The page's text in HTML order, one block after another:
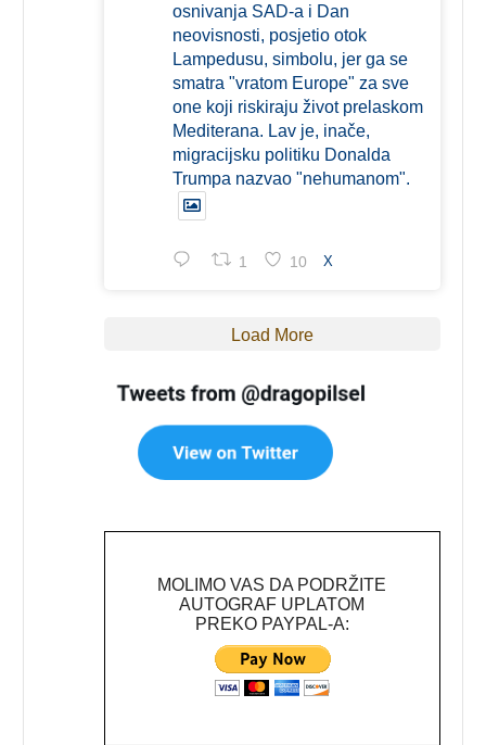
osnivanja SAD-a i Dan
neovisnosti, posjetio otok
Lampedusu, simbolu, jer ga se
smatra "vratom Europe" za sve
one koji riskiraju život prelaskom
Mediterana. Lav je, inače,
migracijsku politiku Donalda
Trumpa nazvao "nehumanom".
1 10 X
Load More
MOLIMO VAS DA PODRŽITE
AUTOGRAF UPLATOM
PREKO PAYPAL-A: